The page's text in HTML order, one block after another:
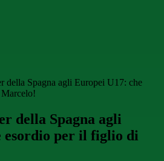
della Spagna agli Europei U17: che
della Spagna agli
esordio per il figlio di